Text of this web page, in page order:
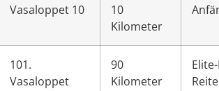
Vasaloppet 10
10
Kilometer
101.
Vasaloppet
90
Kilometer